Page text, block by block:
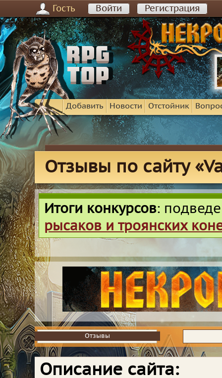
Гость Войти Регистрация
Добавить Новости Отстойник
Отзывы по сайту
Итоги конкурсов:
рысаков и троянских
Отзывы
Отзывы
Описание сайта: